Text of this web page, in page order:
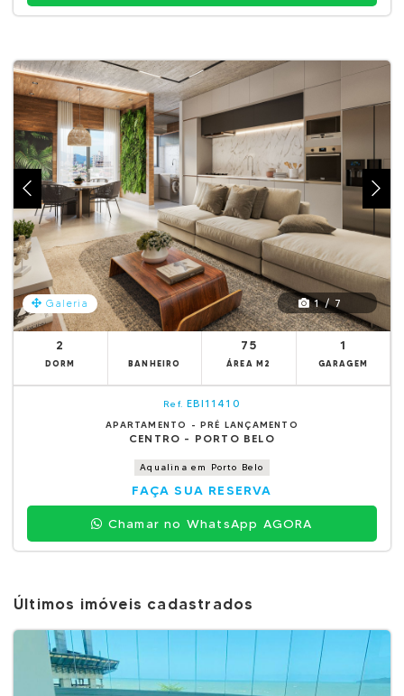
Galeria 1 / 7
2
DORM BANHEIRO
75
ÁREA M2
1
GARAGEM
Ref. EBI11410
APARTAMENTO - PRÉ LANÇAMENTO
CENTRO - PORTO BELO
Aqualina em Porto Belo
FAÇA SUA RESERVA
Chamar no WhatsApp AGORA
Últimos imóveis cadastrados